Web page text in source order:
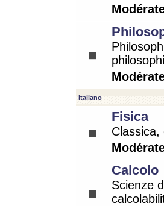
Italiano
Fisica
Calcolo
Scienze